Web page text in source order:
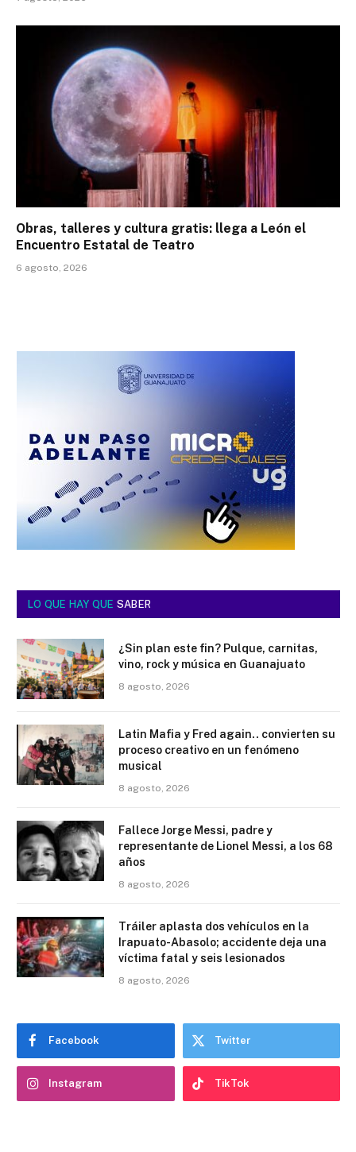
Obras, talleres y cultura gratis: llega a León el
Encuentro Estatal de Teatro
6 agosto, 2026
LO QUE HAY QUE SABER
¿Sin plan este fin? Pulque, carnitas,
vino, rock y música en Guanajuato
8 agosto, 2026
Latin Mafia y Fred again.. convierten su
proceso creativo en un fenómeno
musical
8 agosto, 2026
Fallece Jorge Messi, padre y
representante de Lionel Messi, a los 68
años
8 agosto, 2026
Tráiler aplasta dos vehículos en la
Irapuato-Abasolo; accidente deja una
víctima fatal y seis lesionados
8 agosto, 2026
Facebook Twitter
Instagram TikTok